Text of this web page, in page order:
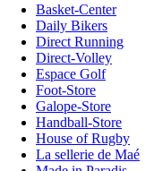
Basket-Center
Daily Bikers
Direct Running
Direct-Volley
Espace Golf
Foot-Store
Galope-Store
Handball-Store
House of Rugby
La sellerie de Maé